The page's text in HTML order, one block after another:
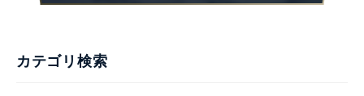
カテゴリ検索